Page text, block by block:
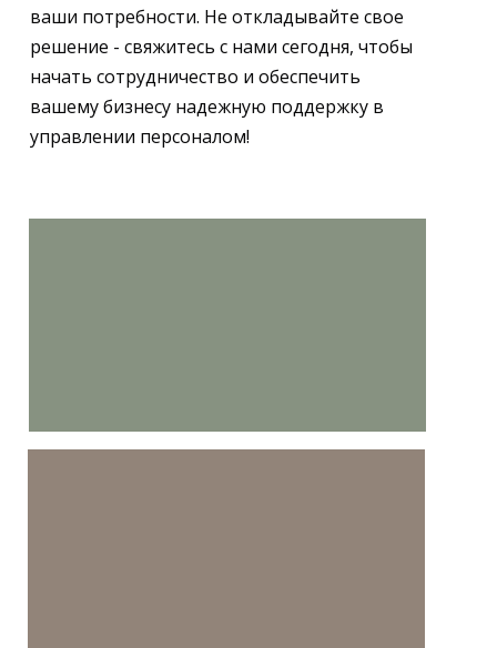
ваши потребности. Не откладывайте свое
решение - свяжитесь с нами сегодня, чтобы
начать сотрудничество и обеспечить
вашему бизнесу надежную поддержку в
управлении персоналом!